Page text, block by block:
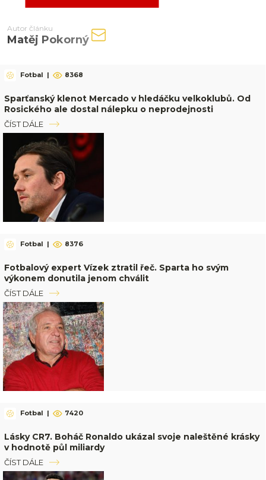
Autor článku
Matěj Pokorný
Fotbal | 8368
Sparťanský klenot Mercado v hledáčku velkoklubů. Od
Rosického ale dostal nálepku o neprodejnosti
ČÍST DÁLE
Fotbal | 8376
Fotbalový expert Vízek ztratil řeč. Sparta ho svým
výkonem donutila jenom chválit
ČÍST DÁLE
Fotbal | 7420
Lásky CR7. Boháč Ronaldo ukázal svoje naleštěné krásky
v hodnotě půl miliardy
ČÍST DÁLE